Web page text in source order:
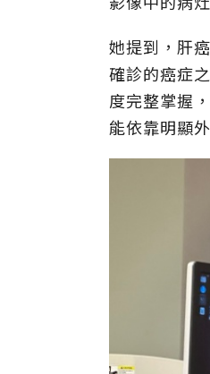
她提到，肝
確診的癌症
度完整掌握
能依靠明顯